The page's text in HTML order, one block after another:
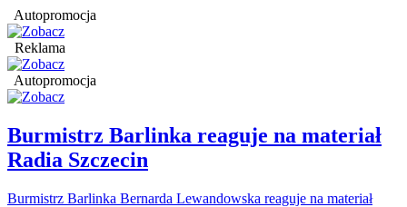
Autopromocja
Reklama
Autopromocja
Burmistrz Barlinka reaguje na materiał
Radia Szczecin
Burmistrz Barlinka Bernarda Lewandowska reaguje na materiał